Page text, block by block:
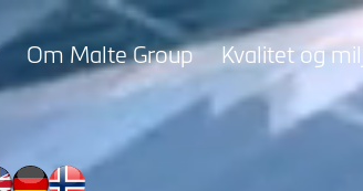
Om Malte Group Kvalitet og